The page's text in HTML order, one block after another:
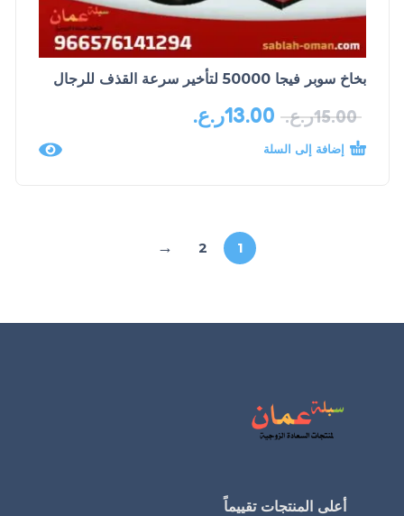
بخاخ سوبر فيجا 50000 لتأخير سرعة القذف للرجال
15.00ر.ع. 13.00ر.ع.
إضافة إلى السلة
1
2
←
أعلى المنتجات تقييماً